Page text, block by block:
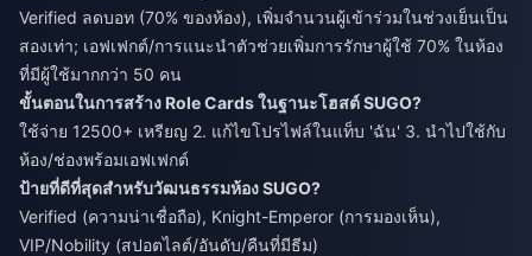
Verified ลดบอท (70% ของห้อง), เพิ่มจำนวนผู้เข้าร่วมในช่วงเย็นเป็น
สองเท่า; เอฟเฟกต์/การแนะนำตัวช่วยเพิ่มการรักษาผู้ใช้ 70% ในห้อง
ที่มีผู้ใช้มากกว่า 50 คน
ขั้นตอนในการสร้าง Role Cards ในฐานะโฮสต์ SUGO?
ใช้จ่าย 12500+ เหรียญ 2. แก้ไขโปรไฟล์ในแท็บ 'ฉัน' 3. นำไปใช้กับ
ห้อง/ช่องพร้อมเอฟเฟกต์
ป้ายที่ดีที่สุดสำหรับวัฒนธรรมห้อง SUGO?
Verified (ความน่าเชื่อถือ), Knight-Emperor (การมองเห็น),
VIP/Nobility (สปอตไลต์/อันดับ/คืนที่มีธีม)